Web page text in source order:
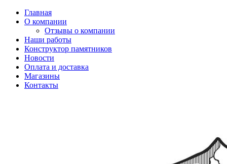
Главная
О компании
Отзывы о компании
Наши работы
Конструктор памятников
Новости
Оплата и доставка
Магазины
Контакты